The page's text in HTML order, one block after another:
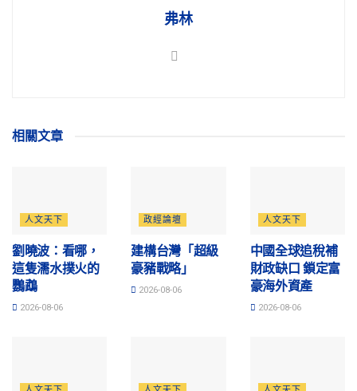
弗林
相關文章
人文天下
劉曉波：看哪，
這隻濡水撲火的
鸚鵡
2026-08-06
政經論壇
建構台灣「超級
豪豬戰略」
2026-08-06
人文天下
中國全球追稅補
財政缺口 鎖定富
豪海外資產
2026-08-06